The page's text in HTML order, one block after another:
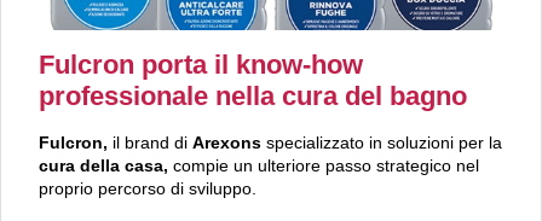
Fulcron porta il know-how
professionale nella cura del bagno
Fulcron, il brand di Arexons specializzato in soluzioni per la
cura della casa, compie un ulteriore passo strategico nel
proprio percorso di sviluppo.